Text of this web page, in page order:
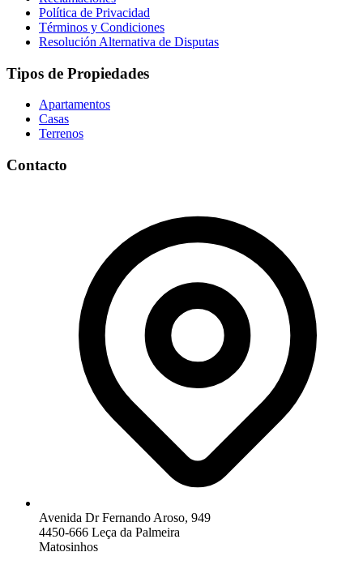
Política de Privacidad
Términos y Condiciones
Resolución Alternativa de Disputas
Tipos de Propiedades
Apartamentos
Casas
Terrenos
Contacto
Avenida Dr Fernando Aroso, 949
4450-666 Leça da Palmeira
Matosinhos